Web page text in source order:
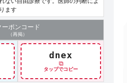
ます
ーポン コード
（再掲）
dnex
⧉
タップでコピー